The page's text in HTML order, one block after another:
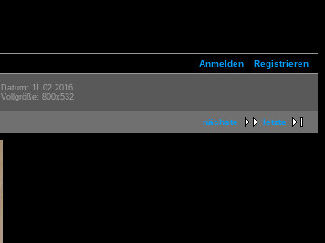
Anmelden Registrieren
Datum: 11.02.2016
Vollgröße: 800x532
nächste letzte